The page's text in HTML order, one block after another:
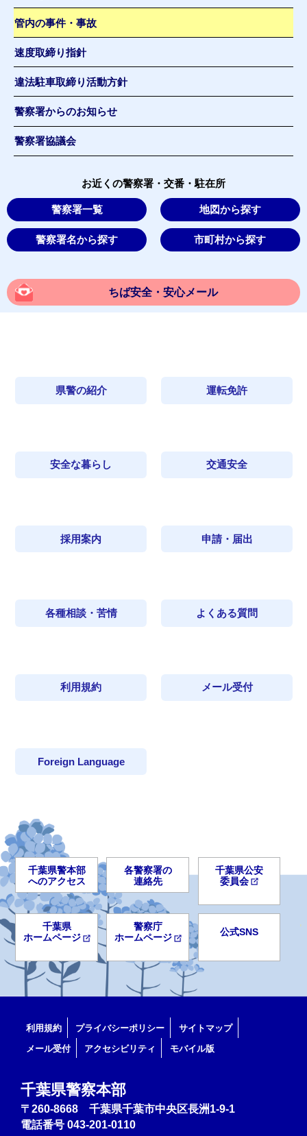
管内の事件・事故
速度取締り指針
違法駐車取締り活動方針
警察署からのお知らせ
警察署協議会
お近くの警察署・交番・駐在所
警察署一覧 地図から探す
警察署名から探す 市町村から探す
ちば安全・安心メール
県警の紹介 運転免許
安全な暮らし 交通安全
採用案内 申請・届出
各種相談・苦情 よくある質問
利用規約 メール受付
Foreign Language
千葉県警本部
へのアクセス
各警察署の
連絡先
千葉県公安
委員会
千葉県
ホームページ
警察庁
ホームページ
公式SNS
利用規約 プライバシーポリシー
サイトマップ
メール受付
アクセシビリティ モバイル版
千葉県警察本部
〒260-8668 千葉県千葉市中央区長洲1-9-1
電話番号 043-201-0110